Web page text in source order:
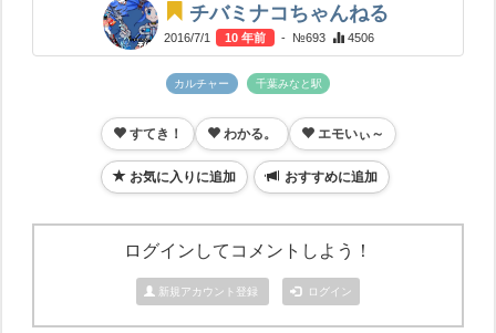
チバミナコちゃんねる
2016/7/1 10 年前 - №693 4506
カルチャー 千葉みなと駅
すてき！ わかる。 エモいぃ～
お気に入りに追加 おすすめに追加
ログインしてコメントしよう！
新規アカウント登録 ログイン